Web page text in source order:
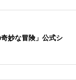
妙な冒険」公式シ